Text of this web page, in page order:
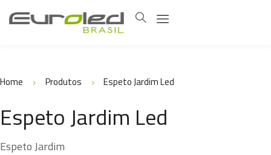
Home Produtos Espeto Jardim Led
Espeto Jardim Led
Espeto Jardim